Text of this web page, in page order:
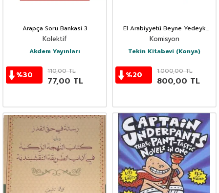
Arapça Soru Bankasi 3
Kolektif
Akdem Yayınları
%30 110,00TL
77,00 TL
El Arabiyyetü Beyne Yedeyk
4.Cilt (4/1 - 4/2 )
Komisyon
Tekin Kitabevi (Konya)
%20 1.000,00TL
800,00 TL